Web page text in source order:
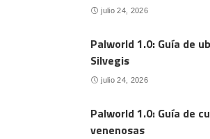
julio 24, 2026
Palworld 1.0: Guía de
Silvegis
julio 24, 2026
Palworld 1.0: Guía de
venenosas